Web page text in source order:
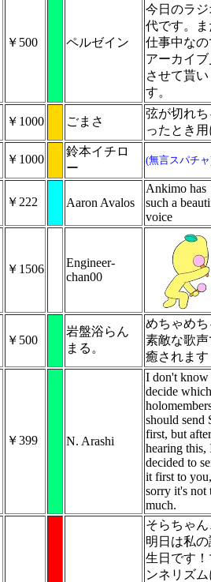
￥500 ペルゼイン
今日のラジ
代です。ま
仕事中なの
アーカイブ
させて貰
す。
￥1000 ごまさ
弦が切れち
ったとき
￥1000
鈴本イチロ
ー
(無言スパチ
￥222 Aaron Avalos
Ankimo has
such a
voice
￥1506
Engineer-
chan00
￥500
岩盤浴らん
まる。
めちゃめち
素敵な歌声
癒されます
￥399 N. Arashi
I don't know
decide which
should send
first, but after
hearing this,
decided to
it first to you,
sorry it's not
much.
そらちゃん
明日は私の
生日です！
ンネリズ